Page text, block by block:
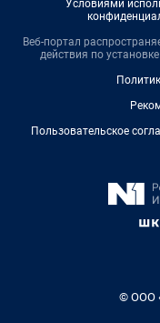
Условиями
Веб-портал
действия по
Пользовательское
© ООО